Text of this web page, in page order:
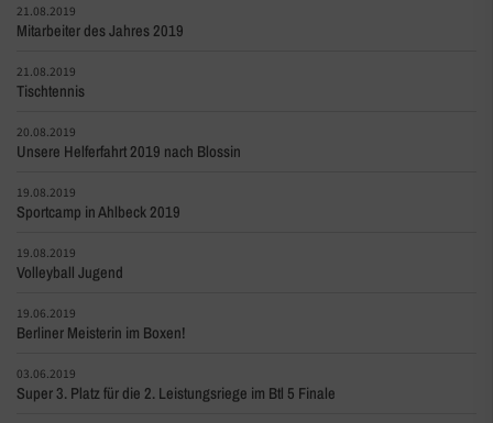
21.08.2019
Mitarbeiter des Jahres 2019
21.08.2019
Tischtennis
20.08.2019
Unsere Helferfahrt 2019 nach Blossin
19.08.2019
Sportcamp in Ahlbeck 2019
19.08.2019
Volleyball Jugend
19.06.2019
Berliner Meisterin im Boxen!
03.06.2019
Super 3. Platz für die 2. Leistungsriege im Btl 5 Finale